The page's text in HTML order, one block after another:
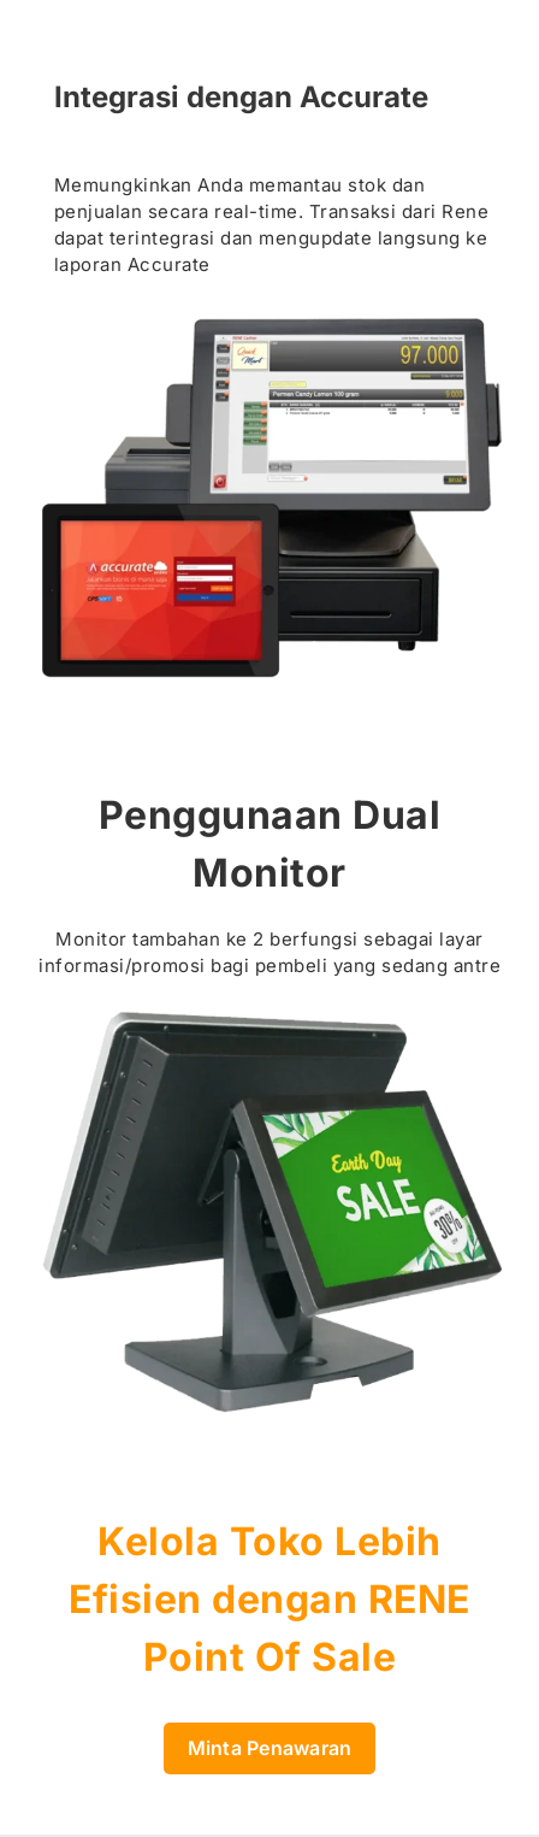
Integrasi dengan Accurate
Memungkinkan Anda memantau stok dan
penjualan secara real-time. Transaksi dari Rene
dapat terintegrasi dan mengupdate langsung ke
laporan Accurate
Penggunaan Dual
Monitor
Monitor tambahan ke 2 berfungsi sebagai layar
informasi/promosi bagi pembeli yang sedang antre
Kelola Toko Lebih
Efisien dengan RENE
Point Of Sale
Minta Penawaran